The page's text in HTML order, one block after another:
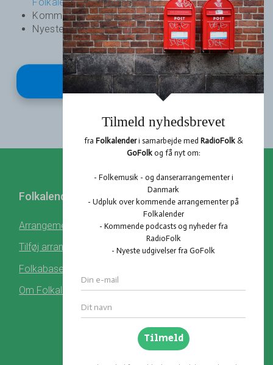
Kommende podcasts og nyheder fraRadioFolk
Nyeste udgivelser fraGoFolk
Tilmeld
Folkalender
Arrangementer
Tilføj arrangement
Folkabasen
Om Folkalender
Profil
Log ind
Register
Hent Folkalender